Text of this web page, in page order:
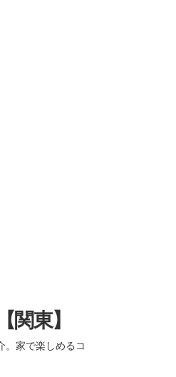
東】
。家で楽しめるコ